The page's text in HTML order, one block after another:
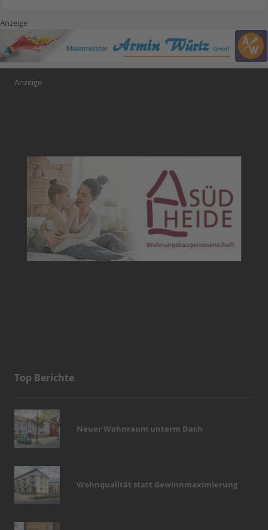
Anzeige
Anzeige
Top Berichte
Neuer Wohnraum unterm Dach
Wohnqualität statt Gewinnmaximierung